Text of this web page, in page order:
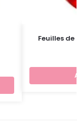
Feuilles